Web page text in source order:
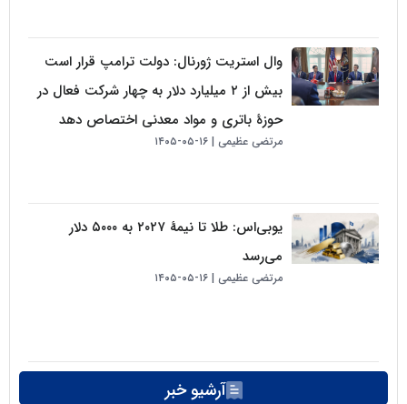
وال استریت ژورنال: دولت ترامپ قرار است
بیش از ۲ میلیارد دلار به چهار شرکت فعال در
حوزهٔ باتری و مواد معدنی اختصاص دهد
مرتضی عظیمی ۱۶-۰۵-۱۴۰۵
یو‌بی‌اس: طلا تا نیمهٔ ۲۰۲۷ به ۵۰۰۰ دلار
می‌رسد
مرتضی عظیمی ۱۶-۰۵-۱۴۰۵
آرشیو خبر